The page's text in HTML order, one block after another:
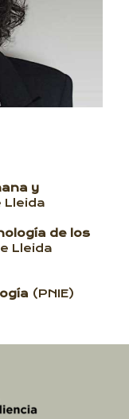
y
Lleida
de los
Lleida
(PNIE)